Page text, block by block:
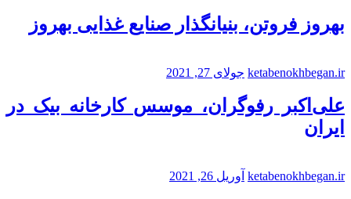
بهروز فروتن، بنیانگذار صنایع غذایی بهروز
ketabenokhbegan.ir جولای 27, 2021
علی‌اکبر رفوگران، موسس کارخانه بیک در
ایران
ketabenokhbegan.ir آوریل 26, 2021